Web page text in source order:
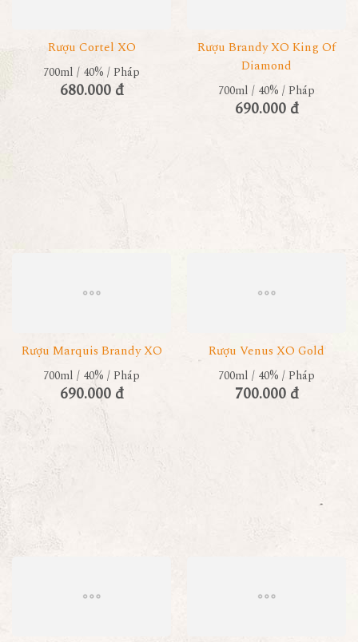
Rượu Cortel XO
700ml / 40% / Pháp
680.000 đ
Rượu Brandy XO King Of
Diamond
700ml / 40% / Pháp
690.000 đ
Rượu Marquis Brandy XO
700ml / 40% / Pháp
690.000 đ
Rượu Venus XO Gold
700ml / 40% / Pháp
700.000 đ